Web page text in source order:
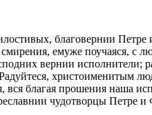
благовернии
емуже поучаяся, с
вернии исполнители;
христоименитым
благая прошения наша
чудотворцы Петре и